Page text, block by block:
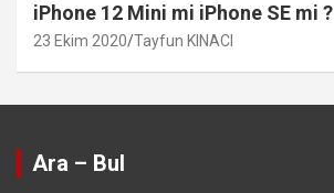
iPhone 12 Mini mi iPhone SE mi ?
23 Ekim 2020 Tayfun KINACI
Ara – Bul